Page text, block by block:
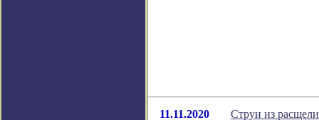
11.11.2020
Струи из